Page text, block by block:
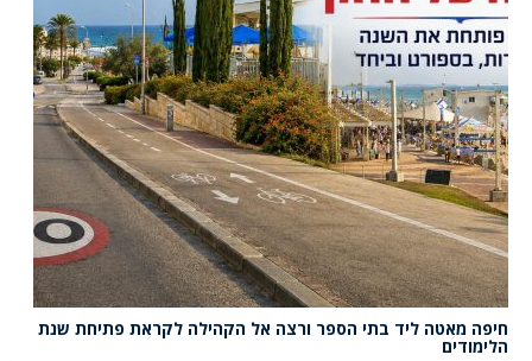
חיפה מאטה ליד בתי הספר ורצה אל הקהילה לקראת פתיחת שנת
הלימודים